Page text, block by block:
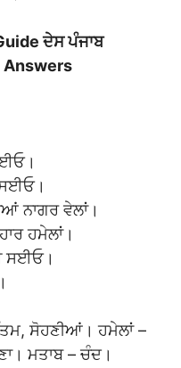
ਦੇਸ ਪੰਜਾਬ
Answers
ਨਾਗਰ ਵੇਲਾਂ।
ਹਮੇਲਾਂ।
ਸਈਓ।
ਸੋਹਣੀਆਂ। ਹਮੇਲਾਂ –
ਮਤਾਬ – ਚੰਦ।